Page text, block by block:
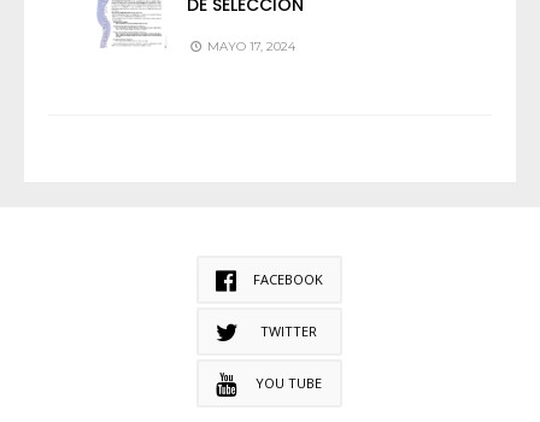
MAYO 17, 2024
FACEBOOK
TWITTER
YOU TUBE